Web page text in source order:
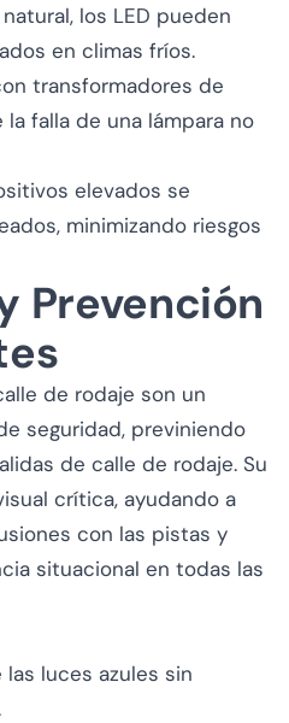
los LED pueden
en climas fríos.
transformadores de
falla de una lámpara no
elevados se
minimizando riesgos
Prevención
de rodaje son un
seguridad, previniendo
de calle de rodaje. Su
crítica, ayudando a
con las pistas y
situacional en todas las
luces azules sin